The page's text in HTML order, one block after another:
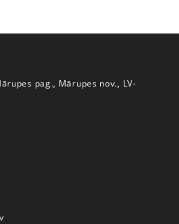
pag., Mārupes nov., LV-